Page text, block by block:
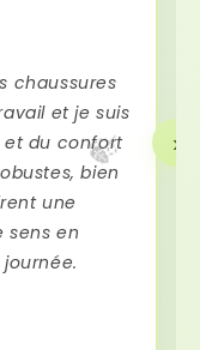
🍃
chaussures
et je suis
et du confort
bien
une
sens en
›